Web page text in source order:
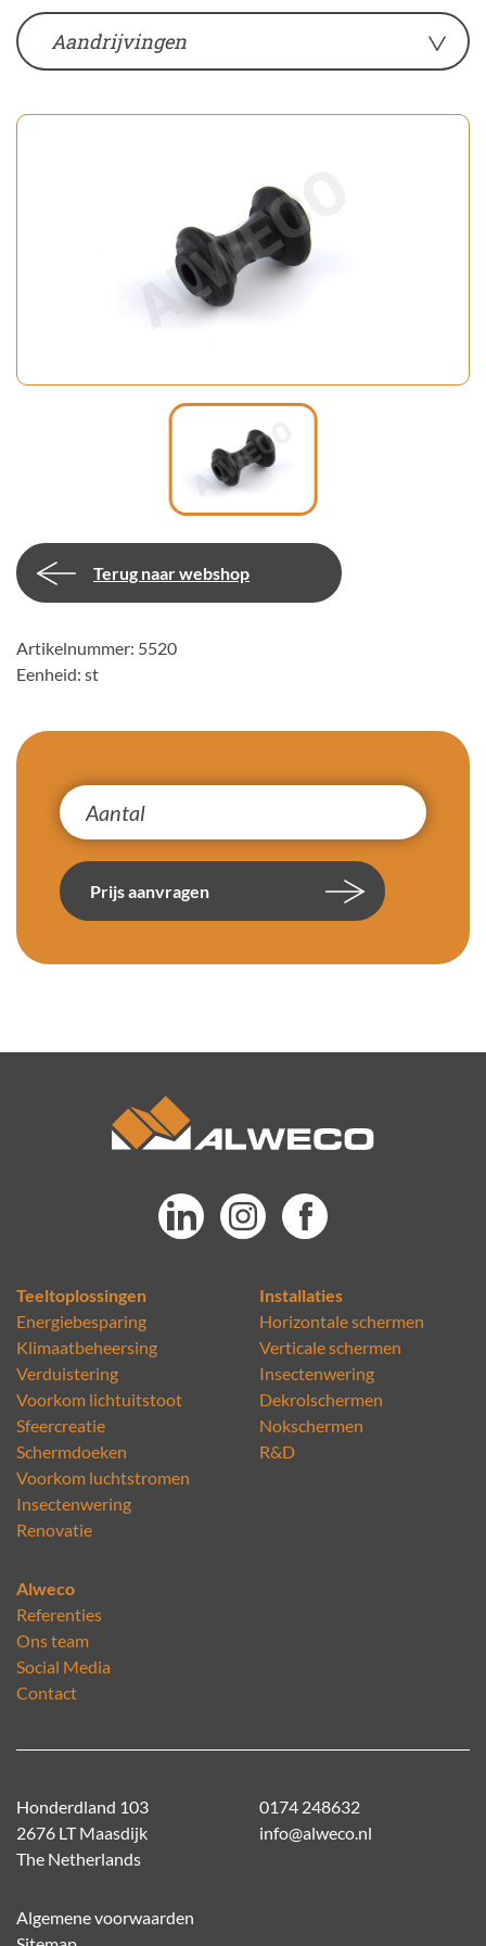
Aandrijvingen
Terug naar webshop
Artikelnummer: 5520
Eenheid: st
Prijs aanvragen
Teeltoplossingen
Energiebesparing
Klimaatbeheersing
Verduistering
Voorkom lichtuitstoot
Sfeercreatie
Schermdoeken
Voorkom luchtstromen
Insectenwering
Renovatie
Installaties
Horizontale schermen
Verticale schermen
Insectenwering
Dekrolschermen
Nokschermen
R&D
Alweco
Referenties
Ons team
Social Media
Contact
Honderdland 103
2676 LT Maasdijk
The Netherlands
0174 248632
info@alweco.nl
Algemene voorwaarden